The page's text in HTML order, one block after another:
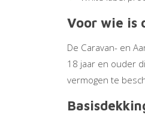
Voor wie is
De Caravan- en
18 jaar en ouder
vermogen te